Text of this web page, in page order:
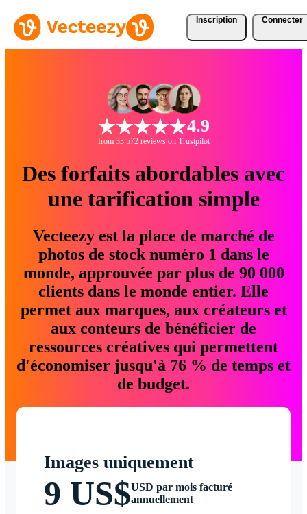
Inscription Connecter
4.9
from 33 572 reviews on Trustpilot
Des forfaits abordables avec
une tarification simple
Vecteezy est la place de marché de
photos de stock numéro 1 dans le
monde, approuvée par plus de 90 000
clients dans le monde entier. Elle
permet aux marques, aux créateurs et
aux conteurs de bénéficier de
ressources créatives qui permettent
d'économiser jusqu'à 76 % de temps et
de budget.
Images uniquement
9 US$USD par mois facturé
annuellement